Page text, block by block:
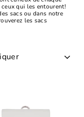
qui les entourent!
sacs ou dans notre
les sacs